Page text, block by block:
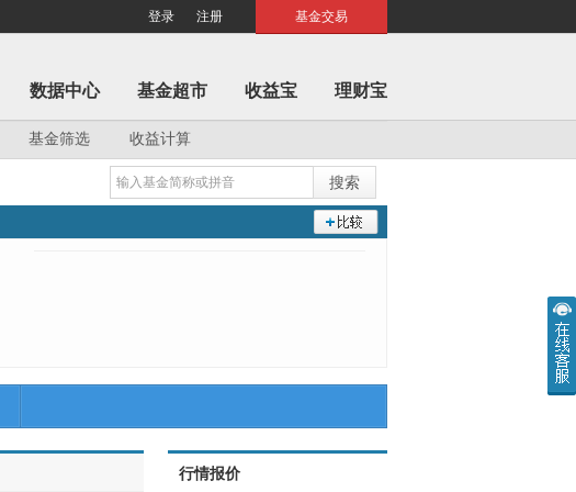
登录 注册 基金交易
数据中心 基金超市 收益宝 理财宝
基金筛选 收益计算
行情报价